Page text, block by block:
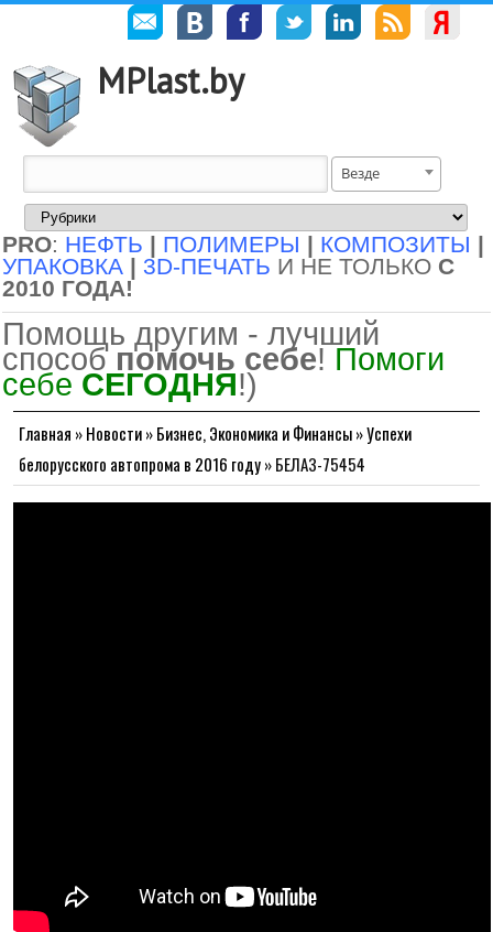
MPlast.by
Везде
PRO: НЕФТЬ | ПОЛИМЕРЫ | КОМПОЗИТЫ |
УПАКОВКА | 3D-ПЕЧАТЬ И НЕ ТОЛЬКО С
2010 ГОДА!
Помощь другим - лучший
способ помочь себе! Помоги
себе СЕГОДНЯ!)
Главная »Новости»Бизнес, Экономика и Финансы»Успехи
белорусского автопрома в 2016 году»БЕЛАЗ-75454